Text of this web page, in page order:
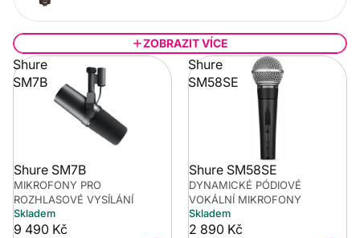
ZOBRAZIT VÍCE
Shure
SM7B
Shure SM7B
MIKROFONY PRO
ROZHLASOVÉ VYSÍLÁNÍ
Skladem
9 490 Kč
Shure
SM58SE
Shure SM58SE
DYNAMICKÉ PÓDIOVÉ
VOKÁLNÍ MIKROFONY
Skladem
2 890 Kč